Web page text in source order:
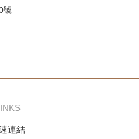
號
連結